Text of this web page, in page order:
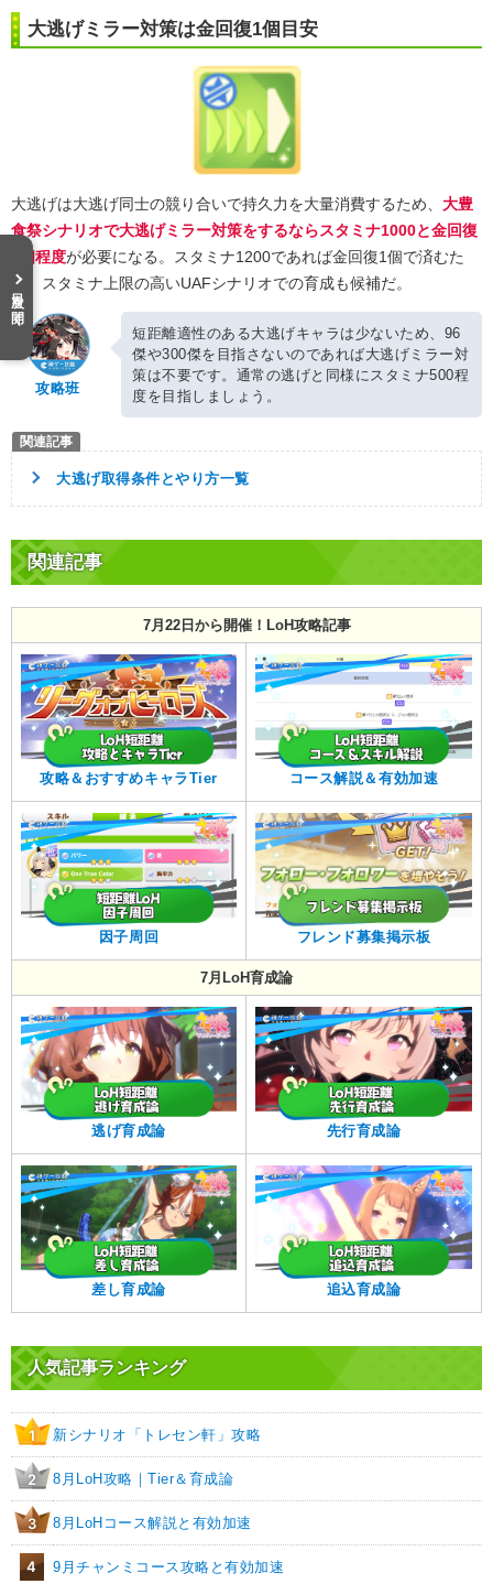
大逃げミラー対策は金回復1個目安
大逃げは大逃げ同士の競り合いで持久力を大量消費するため、 大豊
食祭シナリオで大逃げミラー対策をするならスタミナ1000と金回復
2個程度が必要になる。スタミナ1200であれば金回復1個で済むた
め、スタミナ上限の高いUAFシナリオでの育成も候補だ。
攻略班
短距離適性のある大逃げキャラは少ないため、96
傑や300傑を目指さないのであれば大逃げミラー対
策は不要です。通常の逃げと同様にスタミナ500程
度を目指しましょう。
大逃げ取得条件とやり方一覧
関連記事
7月22日から開催！LoH攻略記事
攻略＆おすすめキャラTier コース解説＆有効加速
因子周回 フレンド募集掲示板
7月LoH育成論
逃げ育成論 先行育成論
差し育成論 追込育成論
人気記事ランキング
1 新シナリオ「トレセン軒」攻略
2 8月LoH攻略｜Tier＆育成論
3 8月LoHコース解説と有効加速
4 9月チャンミコース攻略と有効加速
目次を開く